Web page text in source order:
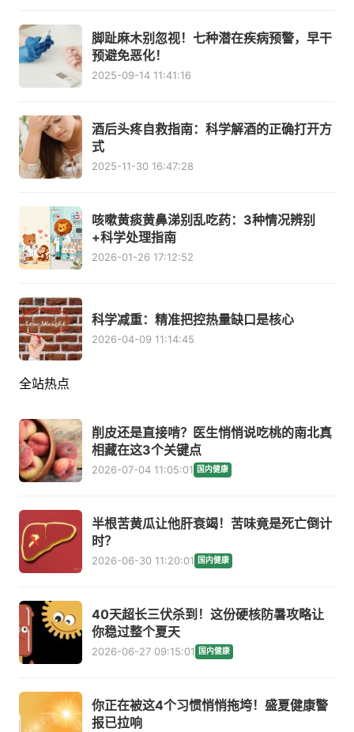
脚趾麻木别忽视！七种潜在疾病预警，早干
预避免恶化！
2025-09-14 11:41:16
酒后头疼自救指南：科学解酒的正确打开方
式
2025-11-30 16:47:28
咳嗽黄痰黄鼻涕别乱吃药：3种情况辨别
+科学处理指南
2026-01-26 17:12:52
科学减重：精准把控热量缺口是核心
2026-04-09 11:14:45
全站热点
削皮还是直接啃？医生悄悄说吃桃的南北真
相藏在这3个关键点
2026-07-04 11:05:01 国内健康
半根苦黄瓜让他肝衰竭！苦味竟是死亡倒计
时？
2026-06-30 11:20:01 国内健康
40天超长三伏杀到！这份硬核防暑攻略让
你稳过整个夏天
2026-06-27 09:15:01 国内健康
你正在被这4个习惯悄悄拖垮！盛夏健康警
报已拉响